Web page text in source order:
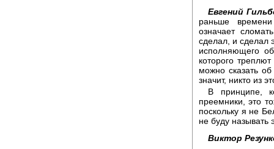
Евгений
раньше времени
означает
сделал, и сделал
исполняющего
которого
можно сказать
значит, никто из
В принципе,
преемники, это
поскольку я не
не буду
Виктор